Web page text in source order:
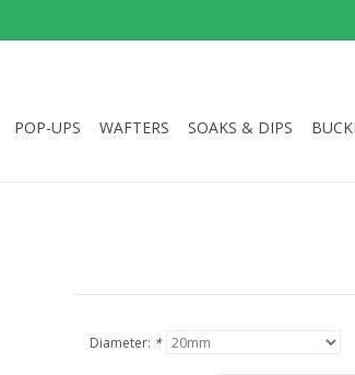
POP-UPS WAFTERS SOAKS & DIPS
Diameter: *